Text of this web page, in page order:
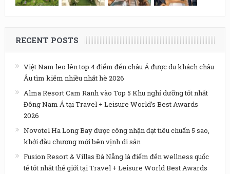
RECENT POSTS
Việt Nam leo lên top 4 điểm đến châu Á được du khách châu
Âu tìm kiếm nhiều nhất hè 2026
Alma Resort Cam Ranh vào Top 5 Khu nghỉ dưỡng tốt nhất
Đông Nam Á tại Travel + Leisure World’s Best Awards
2026
Novotel Ha Long Bay được công nhận đạt tiêu chuẩn 5 sao,
khởi đầu chương mới bên vịnh di sản
Fusion Resort & Villas Đà Nẵng là điểm đến wellness quốc
tế tốt nhất thế giới tại Travel + Leisure World Best Awards